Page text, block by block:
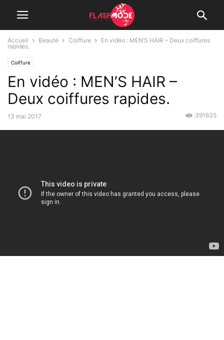
Accueil Beauté Coiffure
En vidéo : MEN’S HAIR – Deux coiffures
rapides.
Coiffure
En vidéo : MEN’S HAIR –
Deux coiffures rapides.
13 mai 2017 391635